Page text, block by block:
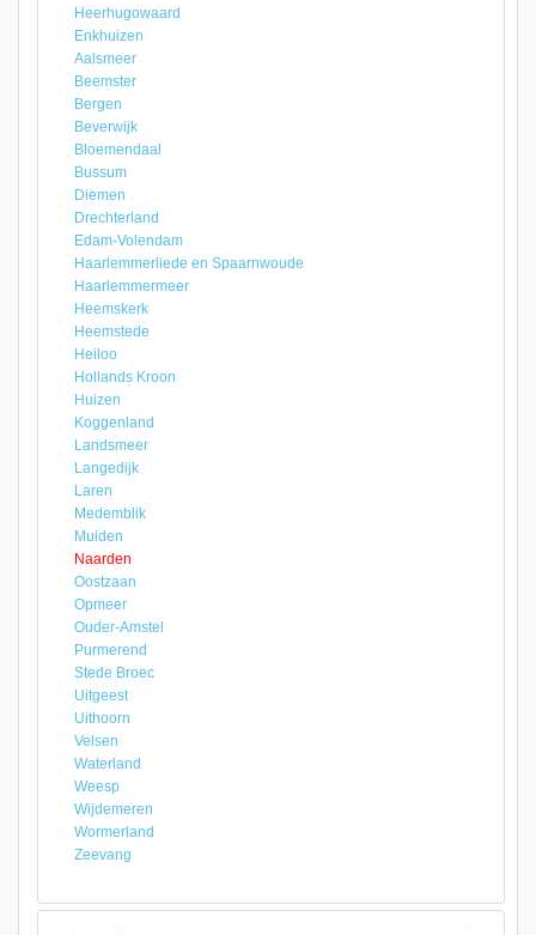
Heerhugowaard
Enkhuizen
Aalsmeer
Beemster
Bergen
Beverwijk
Bloemendaal
Bussum
Diemen
Drechterland
Edam-Volendam
Haarlemmerliede en Spaarnwoude
Haarlemmermeer
Heemskerk
Heemstede
Heiloo
Hollands Kroon
Huizen
Koggenland
Landsmeer
Langedijk
Laren
Medemblik
Muiden
Naarden
Oostzaan
Opmeer
Ouder-Amstel
Purmerend
Stede Broec
Uitgeest
Uithoorn
Velsen
Waterland
Weesp
Wijdemeren
Wormerland
Zeevang